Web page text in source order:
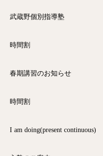
武蔵野個別指導塾
時間割
春期講習のお知らせ
時間割
I am doing(present continuous)